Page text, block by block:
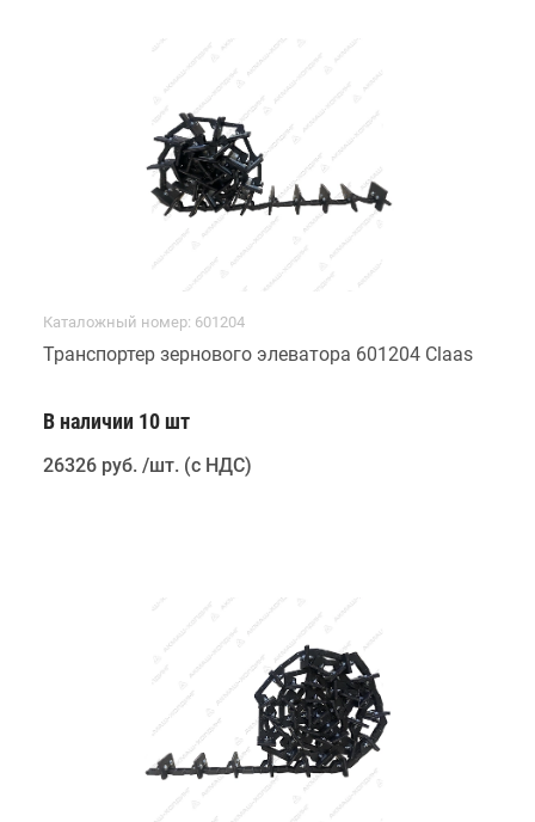
Каталожный номер: 601204
Транспортер зернового элеватора 601204 Claas
В наличии 10 шт
26326 руб. /шт. (с НДС)